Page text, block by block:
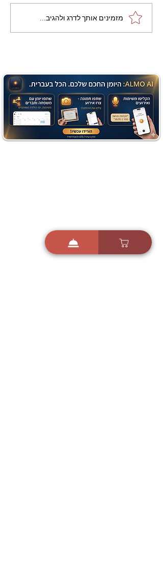
מתכון מנצח עוגת מייפל
שוקולד בחושה וקלה - זיוה
מזמינים אותך לדרג ולהגיב...